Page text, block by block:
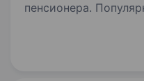
пенсионера. Популярна мережа магазинів